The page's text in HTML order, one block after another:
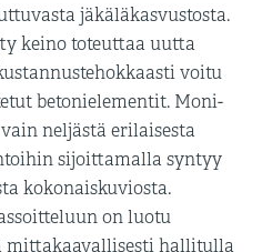
jäkäläkasvustosta.
keino toteuttaa uutta
voitu
betonielementit. Moni-
neljästä erilaisesta
sijoittamalla syntyy
kokonaiskuviosta.
on luotu
hallitulla